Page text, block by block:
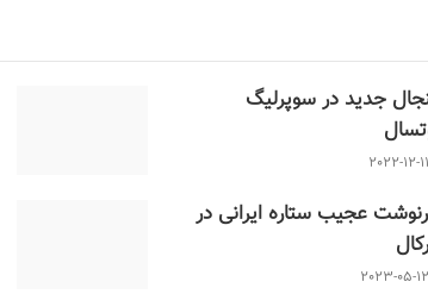
جدید در سوپرلیگ
2022-12-11
عجیب ستاره ایرانی در
2023-05-12